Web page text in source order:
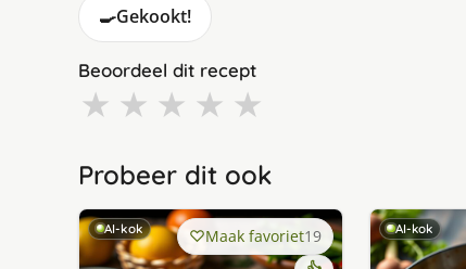
🍳Gekookt!
Beoordeel dit recept
★ ★ ★ ★ ★
Probeer dit ook
AI-kok Maak favoriet19 AI-kok